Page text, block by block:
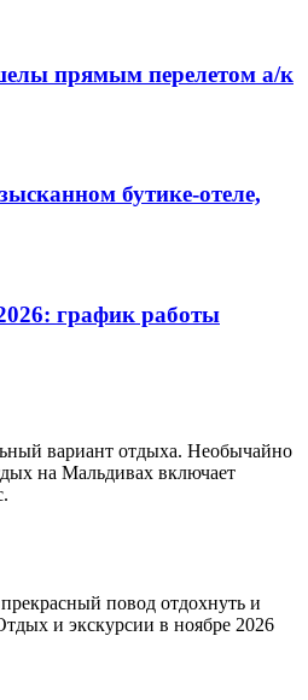
прямым перелетом а/к
бутике-отеле,
график работы
вариант отдыха. Необычайно
на Мальдивах включает
повод отдохнуть и
и экскурсии в ноябре 2026